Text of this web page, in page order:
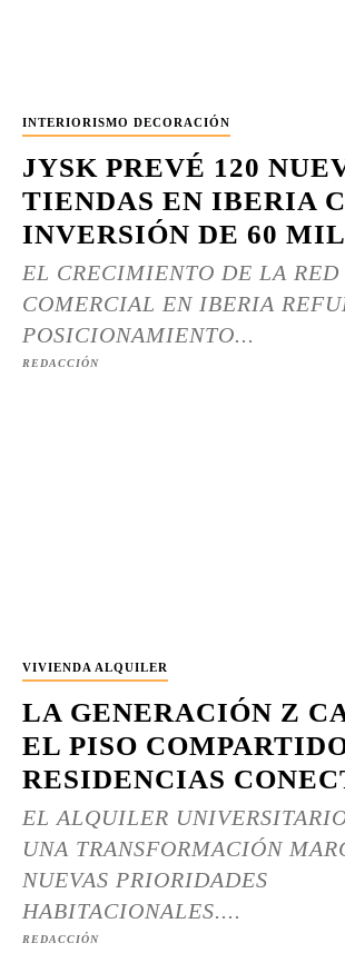
INTERIORISMO DECORACIÓN
JYSK PREVÉ 120
TIENDAS EN IBERIA
INVERSIÓN DE 60
EL CRECIMIENTO DE LA RED
COMERCIAL EN IBERIA
POSICIONAMIENTO...
REDACCIÓN
VIVIENDA ALQUILER
LA GENERACIÓN Z
EL PISO
RESIDENCIAS
EL ALQUILER
UNA TRANSFORMACIÓN
NUEVAS PRIORIDADES
HABITACIONALES....
REDACCIÓN